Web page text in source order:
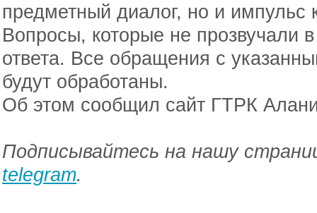
предметный диалог, но и
Вопросы, которые не прозвучали
ответа. Все обращения с
будут обработаны.
Об этом сообщил сайт ГТРК
Подписывайтесь на нашу
telegram.